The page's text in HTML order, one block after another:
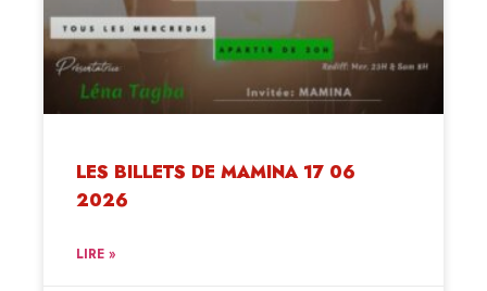
LES BILLETS DE MAMINA 17 06
2026
LIRE »